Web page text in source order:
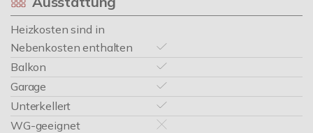
Heizkosten sind in
Nebenkosten enthalten
Balkon
Garage
Unterkellert
WG-geeignet